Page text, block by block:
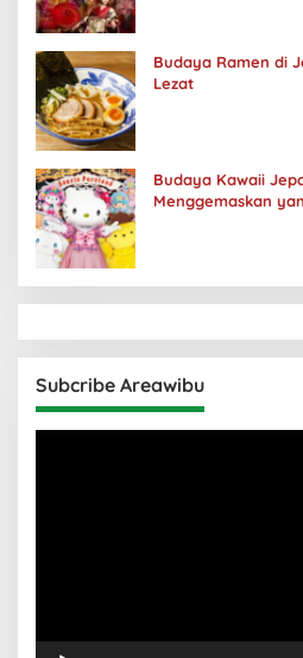
Budaya Ramen di
Lezat
Budaya Kawaii
Menggemaskan
Subcribe Areawibu